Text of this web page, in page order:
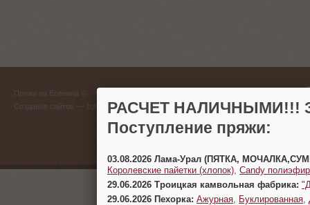
Пряжа на Есенина ©
Создание сайтов
(383)
г.
РАСЧЕТ НАЛИЧНЫМИ!!!
Поступление пряжи:
03.08.2026 Лама-Урал (ПЯТКА,
Королевские пайетки (хлопок) Candy
29.06.2026 Троицкая камвольная фабрика:
29.06.2026 Пехорка: Ажурная Буклированная